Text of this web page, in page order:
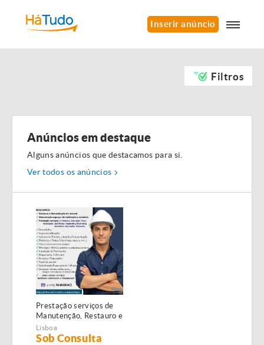
Inserir anúncio
Filtros
Anúncios em destaque
Alguns anúncios que destacamos para si.
Ver todos os anúncios
Prestação serviços de
Manutenção, Restauro e
Remodelação de
imóveis!
Lisboa
Sob Consulta